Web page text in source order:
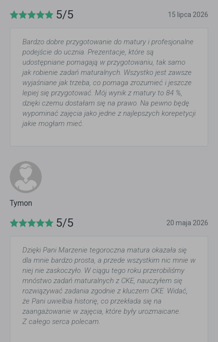
5/5 15 lipca 2026
Bardzo dobre przygotowanie do matury i profesjonalne
podejście do ucznia. Prezentacje, które są
udostępniane pomagają w przygotowaniu, tak samo
jak robienie zadań maturalnych. Wszystko jest zawsze
wyjaśniane jak trzeba, co pomaga zrozumieć i jeszcze
lepiej się przygotować. Mój wynik z matury to 84 %,
dzięki czemu dostałam się na prawo. Na pewno będę
wypominać zajęcia jako jedne z najlepszych korepetycji
jakie mogłam mieć.
Tymon
5/5 20 maja 2026
Dzięki Pani Marzenie tegoroczna matura okazała się
dla mnie bardzo prosta, a przede wszystkim nic mnie w
niej nie zaskoczyło. W ciągu tego roku przerobiliśmy
mnóstwo zadań maturalnych z CKE, nauczyłem się
rozwiązywać zadania zgodnie z kluczem CKE. Widać,
że Pani uwielbia historię, co przekłada się na
zaangażowanie w zajęcia, które były urozmaicane.
Z całego serca polecam.